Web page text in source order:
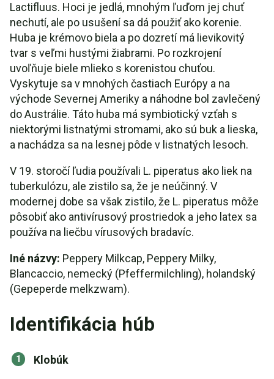
Lactifluus. Hoci je jedlá, mnohým ľuďom jej chuť
nechutí, ale po usušení sa dá použiť ako korenie.
Huba je krémovo biela a po dozretí má lievikovitý
tvar s veľmi hustými žiabrami. Po rozkrojení
uvoľňuje biele mlieko s korenistou chuťou.
Vyskytuje sa v mnohých častiach Európy a na
východe Severnej Ameriky a náhodne bol zavlečený
do Austrálie. Táto huba má symbiotický vzťah s
niektorými listnatými stromami, ako sú buk a lieska,
a nachádza sa na lesnej pôde v listnatých lesoch.
V 19. storočí ľudia používali L. piperatus ako liek na
tuberkulózu, ale zistilo sa, že je neúčinný. V
modernej dobe sa však zistilo, že L. piperatus môže
pôsobiť ako antivírusový prostriedok a jeho latex sa
používa na liečbu vírusových bradavíc.
Iné názvy: Peppery Milkcap, Peppery Milky,
Blancaccio, nemecký (Pfeffermilchling), holandský
(Gepeperde melkzwam).
Identifikácia húb
Klobúk